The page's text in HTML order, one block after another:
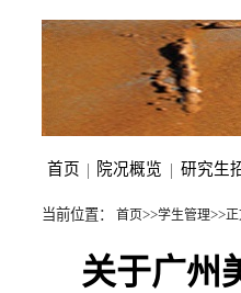
首页 | 院况概览 | 研究生
当前位置： 首页>>学生管理>>正
关于广州